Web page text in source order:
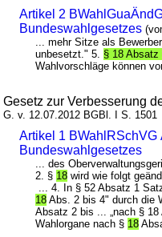
Artikel 2
Bundeswahlgesetzes
... mehr Sitze als
unbesetzt." 5. § 18 Absatz
Wahlvorschläge können
Gesetz zur Verbesserung
G. v. 12.07.2012 BGBl. I S. 1501
Artikel 1 BWahlRSchVG
Bundeswahlgesetzes
... des
2. § 18 wird wie folgt
... 4. In § 52 Absatz 1
18 Abs. 2 bis 4" durch die
Absatz 2 bis ... „nach §
Wahlorgane nach § 18